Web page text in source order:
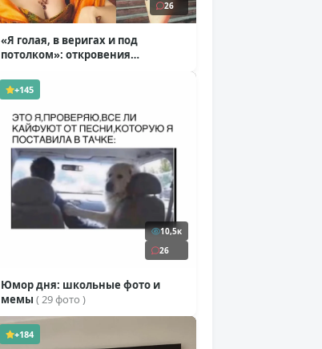
26
«Я голая, в веригах и под
потолком»: откровения
( 11 фото )
+145
10,5к
26
Юмор дня: школьные фото и
мемы ( 29 фото )
+184